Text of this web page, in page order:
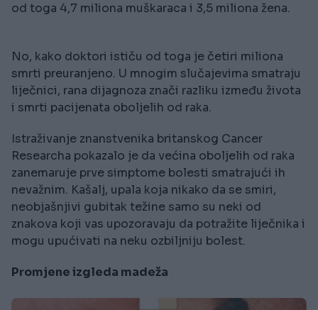
od toga 4,7 miliona muškaraca i 3,5 miliona žena.
No, kako doktori ističu od toga je četiri miliona
smrti preuranjeno. U mnogim slučajevima smatraju
liječnici, rana dijagnoza znači razliku između života
i smrti pacijenata oboljelih od raka.
Istraživanje znanstvenika britanskog Cancer
Researcha pokazalo je da većina oboljelih od raka
zanemaruje prve simptome bolesti smatrajući ih
nevažnim. Kašalj, upala koja nikako da se smiri,
neobjašnjivi gubitak težine samo su neki od
znakova koji vas upozoravaju da potražite liječnika i
mogu upućivati na neku ozbiljniju bolest.
Promjene izgleda madeža